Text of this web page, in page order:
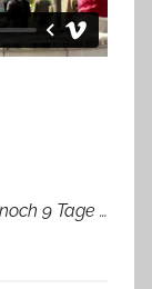
noch 9 Tage …